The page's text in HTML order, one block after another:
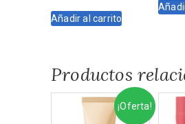
era:
es:
Añadir al carrito
Productos
¡Oferta!